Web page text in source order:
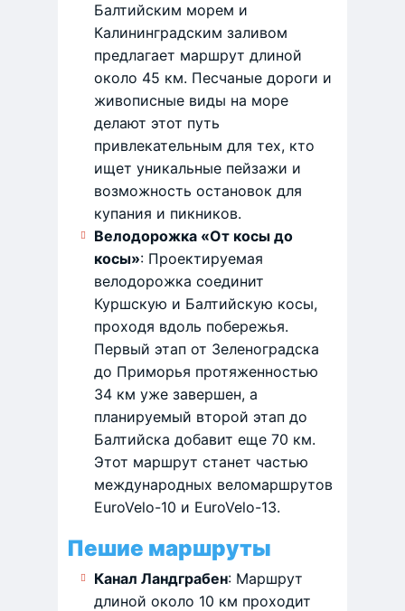
Балтийским морем и
Калининградским заливом
предлагает маршрут длиной
около 45 км. Песчаные дороги и
живописные виды на море
делают этот путь
привлекательным для тех, кто
ищет уникальные пейзажи и
возможность остановок для
купания и пикников.
Велодорожка «От косы до
косы»: Проектируемая
велодорожка соединит
Куршскую и Балтийскую косы,
проходя вдоль побережья.
Первый этап от Зеленоградска
до Приморья протяженностью
34 км уже завершен, а
планируемый второй этап до
Балтийска добавит еще 70 км.
Этот маршрут станет частью
международных веломаршрутов
EuroVelo-10 и EuroVelo-13. ​
Пешие маршруты
Канал Ландграбен: Маршрут
длиной около 10 км проходит